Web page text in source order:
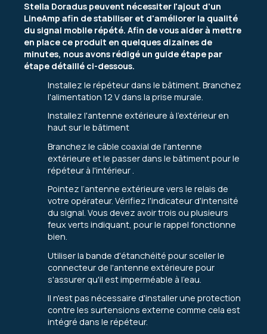
Stella Doradus peuvent nécessiter l'ajout d'un
LineAmp afin de stabiliser et d'améliorer la qualité
du signal mobile répété. Afin de vous aider à mettre
en place ce produit en quelques dizaines de
minutes, nous avons rédigé un guide étape par
étape détaillé ci-dessous.
Installez le répéteur dans le bâtiment. Branchez
l'alimentation 12 V dans la prise murale.
Installez l'antenne extérieure à l'extérieur en
haut sur le bâtiment
Branchez le câble coaxial de l'antenne
extérieure et le passer dans le bâtiment pour le
répéteur à l'intérieur .
Pointez l’antenne extérieure vers le relais de
votre opérateur. Vérifiez l'indicateur d'intensité
du signal. Vous devez avoir trois ou plusieurs
feux verts indiquant, pour le rappel fonctionne
bien.
Utiliser la bande d'étanchéité pour sceller le
connecteur de l'antenne extérieure pour
s'assurer qu'il est imperméable à l'eau.
Il n'est pas nécessaire d'installer une protection
contre les surtensions externe comme cela est
intégré dans le répéteur.